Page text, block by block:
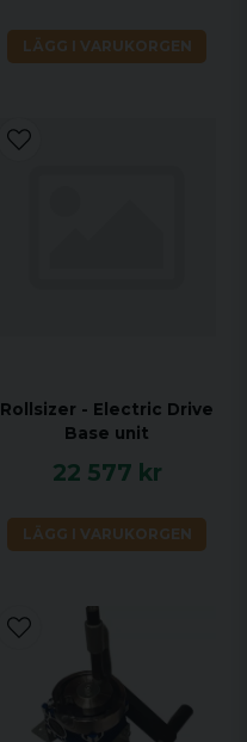
LÄGG I VARUKORGEN
Rollsizer - Electric Drive
Base unit
22 577 kr
LÄGG I VARUKORGEN